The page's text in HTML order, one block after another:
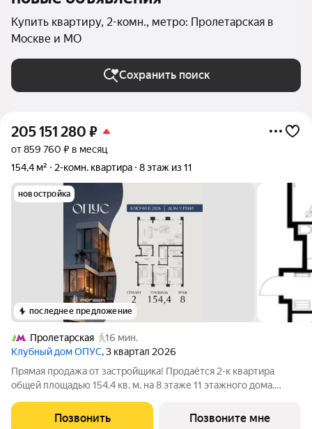
Купить квартиру, 2-комн., метро: Пролетарская в
Москве и МО
Сохранить поиск
205 151 280 ₽
от 859 760 ₽ в месяц
154,4 м²
2-комн. квартира 8 этаж из 11
новостройка
последнее предложение
Пролетарская
16 мин.
Клубный дом ОПУС, 3 квартал 2026
Прямая продажа от застройщика! Продаётся 2-к квартира
общей площадью 154.4 кв. м. на 8 этаже 11 этажного дома.
Кремля, проект премиум-класса от девелопера PIONEER с
Позвонить Позвоните мне